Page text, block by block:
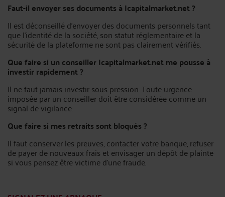
Faut-il envoyer ses documents à Icapitalmarket.net ?
Il est déconseillé d’envoyer des documents personnels tant
que l’identité de la société, son statut réglementaire et la
sécurité de la plateforme ne sont pas clairement vérifiés.
Que faire si un conseiller Icapitalmarket.net me pousse à
investir rapidement ?
Il ne faut jamais investir sous pression. Toute urgence
imposée par un conseiller doit être considérée comme un
signal de vigilance.
Que faire si mes retraits sont bloqués ?
Il faut conserver les preuves, contacter votre banque, refuser
de payer de nouveaux frais et envisager un dépôt de plainte
si vous pensez être victime d’une fraude.